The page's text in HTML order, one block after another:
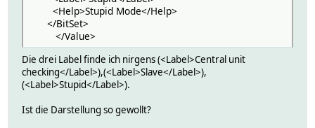
<Help>Stupid Mode</Help>
</BitSet>
</Value>
Die drei Label finde ich nirgens (<Label>Central unit
checking</Label>),(<Label>Slave</Label>),
(<Label>Stupid</Label>).
Ist die Darstellung so gewollt?